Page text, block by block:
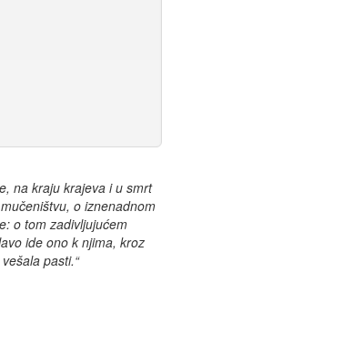
na kraju krajeva i u smrt
o iznenadnom
o tom zadivljujućem
ide ono k njima, kroz
pasti.“